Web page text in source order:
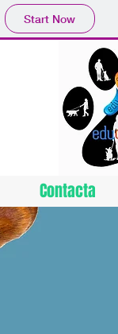
Start Now
Contacta